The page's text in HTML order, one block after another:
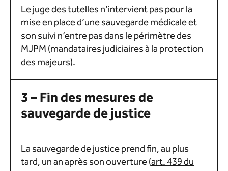
Le juge des tutelles n’intervient pas pour la
mise en place d’une sauvegarde médicale et
son suivi n’entre pas dans le périmètre des
MJPM (mandataires judiciaires à la protection
des majeurs).
3 – Fin des mesures de
sauvegarde de justice
La sauvegarde de justice prend fin, au plus
tard, un an après son ouverture (art. 439 du